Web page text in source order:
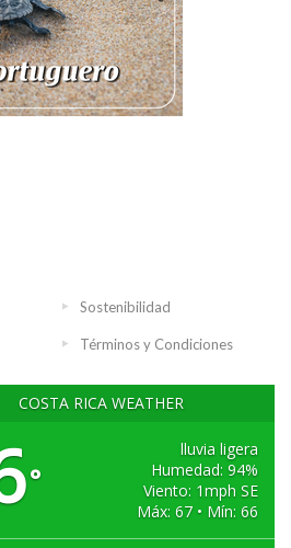
Sostenibilidad
Términos y Condiciones
COSTA RICA WEATHER
°
lluvia ligera
Humedad: 94%
Viento: 1mph SE
Máx: 67 • Mín: 66